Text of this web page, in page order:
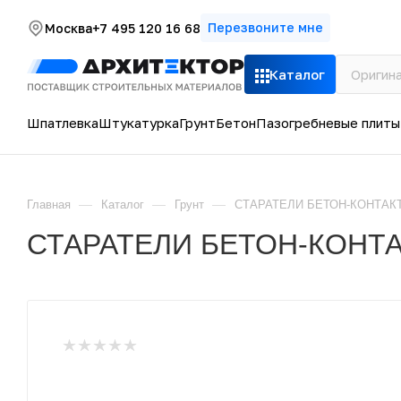
Москва+7 495 120 16 68 Перезвоните мне
Каталог
ШпатлевкаШтукатуркаГрунтБетонПазогребневые плиты
Главная — Каталог — Грунт — СТАРАТЕЛИ БЕТОН-КОНТАКТ
СТАРАТЕЛИ БЕТОН-